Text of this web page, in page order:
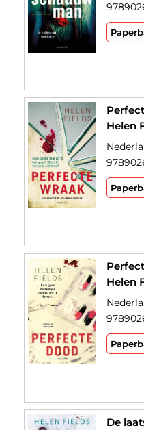
Helen
Helen
De